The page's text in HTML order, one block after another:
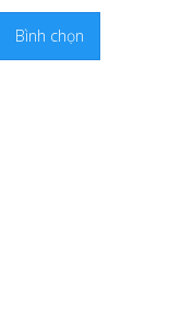
Bình chọn